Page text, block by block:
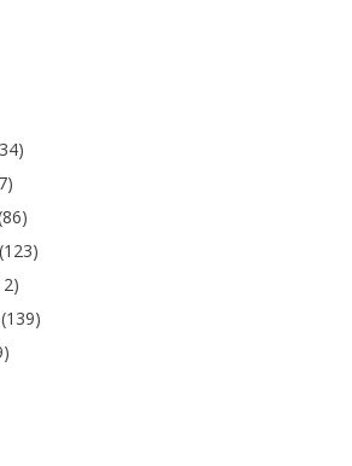
(123)
(139)